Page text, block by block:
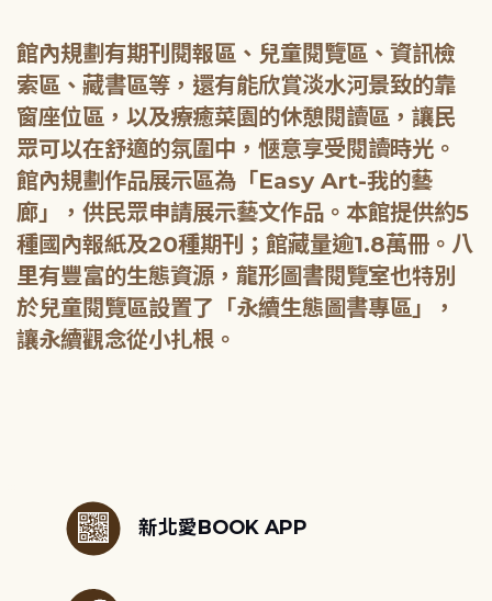
館內規劃有期刊閱報區、兒童閱覽區、資訊檢
索區、藏書區等，還有能欣賞淡水河景致的靠
窗座位區，以及療癒菜園的休憩閱讀區，讓民
眾可以在舒適的氛圍中，愜意享受閱讀時光。
館內規劃作品展示區為「Easy Art-我的藝
廊」，供民眾申請展示藝文作品。本館提供約5
種國內報紙及20種期刊；館藏量逾1.8萬冊。八
里有豐富的生態資源，龍形圖書閱覽室也特別
於兒童閱覽區設置了「永續生態圖書專區」，
新北愛BOOK APP